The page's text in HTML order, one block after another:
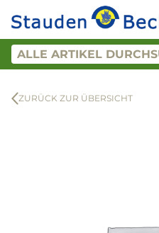
ZURÜCK ZUR ÜBERSICHT